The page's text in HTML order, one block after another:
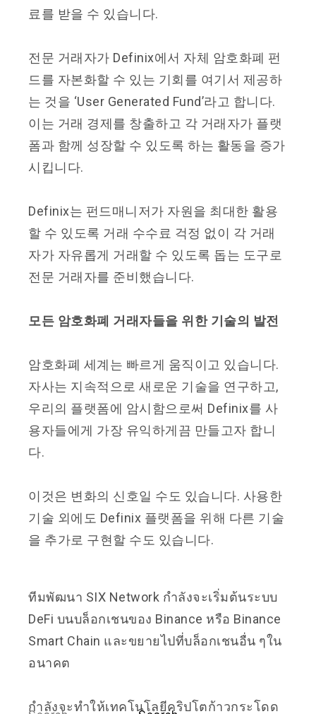
료를 받을 수 있습니다.
전문 거래자가 Definix에서 자체 암호화폐 펀
드를 자본화할 수 있는 기회를 여기서 제공하
는 것을 ‘User Generated Fund’라고 합니다.
이는 거래 경제를 창출하고 각 거래자가 플랫
폼과 함께 성장할 수 있도록 하는 활동을 증가
시킵니다.
Definix는 펀드매니저가 자원을 최대한 활용
할 수 있도록 거래 수수료 걱정 없이 각 거래
자가 자유롭게 거래할 수 있도록 돕는 도구로
전문 거래자를 준비했습니다.
모든 암호화폐 거래자들을 위한 기술의 발전
암호화폐 세계는 빠르게 움직이고 있습니다.
자사는 지속적으로 새로운 기술을 연구하고,
우리의 플랫폼에 암시함으로써 Definix를 사
용자들에게 가장 유익하게끔 만들고자 합니
다.
이것은 변화의 신호일 수도 있습니다. 사용한
기술 외에도 Definix 플랫폼을 위해 다른 기술
을 추가로 구현할 수도 있습니다.
ทีมพัฒนา SIX Network กำลังจะเริ่มต้นระบบ
DeFi บนบล็อกเชนของ Binance หรือ Binance
Smart Chain และขยายไปที่บล็อกเชนอื่น ๆใน
อนาคต
กำลังจะทำให้เทคโนโลยีคริปโตก้าวกระโดด